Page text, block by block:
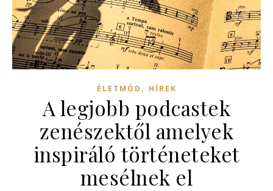
ÉLETMÓD , HÍREK
A legjobb podcastek
zenészektől amelyek
inspiráló történeteket
mesélnek el